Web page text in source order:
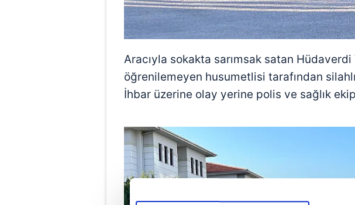
Aracıyla sokakta sarımsak satan Hüdaverdi
öğrenilemeyen husumetlisi tarafından silahlı
İhbar üzerine olay yerine polis ve sağlık